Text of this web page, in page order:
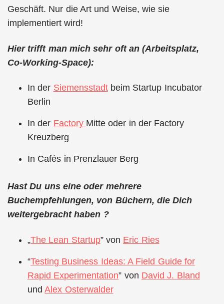
Geschäft. Nur die Art und Weise, wie sie
implementiert wird!
Hier trifft man mich sehr oft an (Arbeitsplatz,
Co-Working-Space):
In der Siemensstadtbeim Startup Incubator
Berlin
In der Factory Mitte oder in der Factory
Kreuzberg
In Cafés in Prenzlauer Berg
Hast Du uns eine oder mehrere
Buchempfehlungen, von Büchern, die Dich
weitergebracht haben ?
„The Lean Startup” von Eric Ries
“Testing Business Ideas: A Field Guide for
Rapid Experimentation” von David J. Bland
undAlex Osterwalder